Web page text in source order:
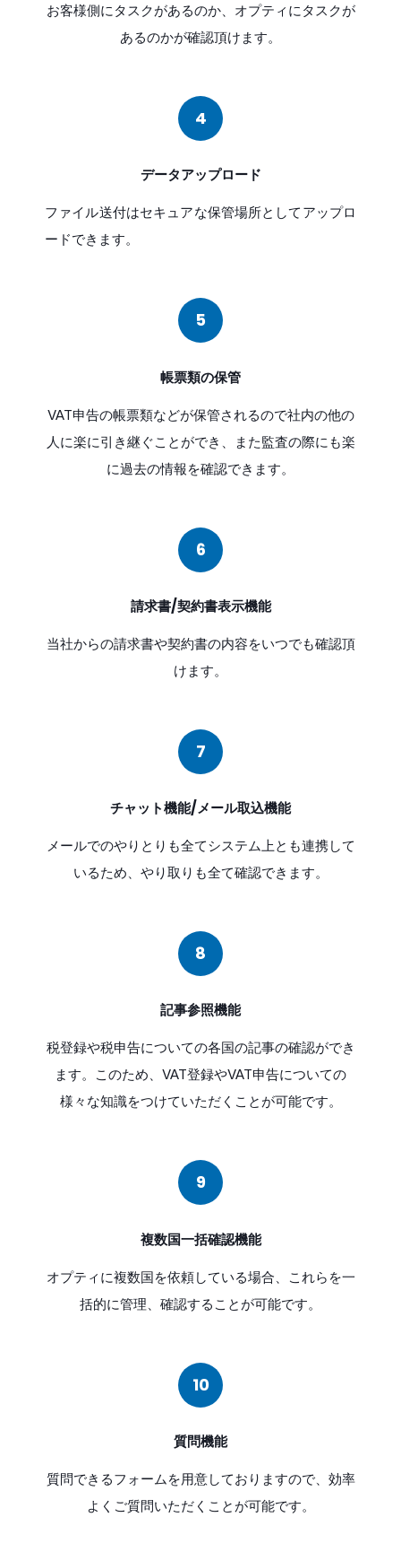
お客様側にタスクがあるのか、オプティにタスクが
あるのかが確認頂けます。
4
データアップロード
ファイル送付はセキュアな保管場所としてアップロ
ードできます。
5
帳票類の保管
VAT申告の帳票類などが保管されるので社内の他の
人に楽に引き継ぐことができ、また監査の際にも楽
に過去の情報を確認できます。
6
請求書/契約書表示機能
当社からの請求書や契約書の内容をいつでも確認頂
けます。
7
チャット機能/メール取込機能
メールでのやりとりも全てシステム上とも連携して
いるため、やり取りも全て確認できます。
8
記事参照機能
税登録や税申告についての各国の記事の確認ができ
ます。このため、VAT登録やVAT申告についての
様々な知識をつけていただくことが可能です。
9
複数国一括確認機能
オプティに複数国を依頼している場合、これらを一
括的に管理、確認することが可能です。
10
質問機能
質問できるフォームを用意しておりますので、効率
よくご質問いただくことが可能です。